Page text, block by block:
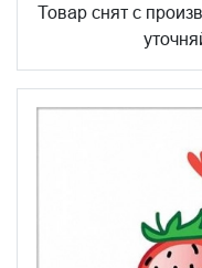
Товар снят с